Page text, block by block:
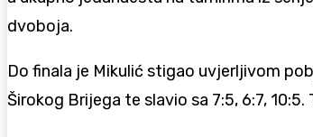
dvoboja.
Do finala je Mikulić stigao uvjerljivom
Širokog Brijega te slavio sa 7:5, 6:7,